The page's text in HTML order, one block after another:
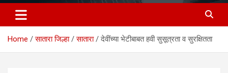
Home सातारा जिल्हा सातारा देवींच्या भेटीबाबत हवी सुसूत्रता व सुरक्षितता